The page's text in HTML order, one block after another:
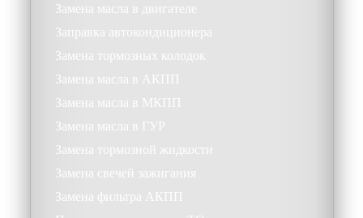
Замена масла в двигателе
Заправка автокондиционера
Замена тормозных колодок
Замена масла в АКПП
Замена масла в МКПП
Замена масла в ГУР
Замена тормозной жидкости
Замена свечей зажигания
Замена фильтра АКПП